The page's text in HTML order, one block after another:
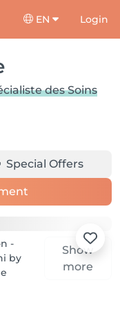
EN Login
des Soins
Special Offers
Show
more